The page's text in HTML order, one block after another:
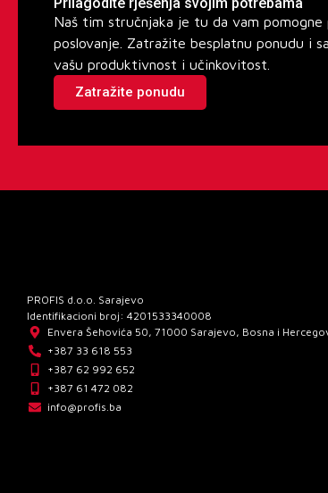
Naš tim stručnjaka je tu da vam pomogne
poslovanje. Zatražite besplatnu ponudu i
vašu produktivnost i učinkovitost.
Zatražite ponudu
PROFIS d.o.o. Sarajevo
Identifikacioni broj: 4201533340008
Envera Šehovića 50, 71000 Sarajevo, Bosna i
+387 33 618 553
+387 62 992 652
+387 61 472 082
info@profis.ba